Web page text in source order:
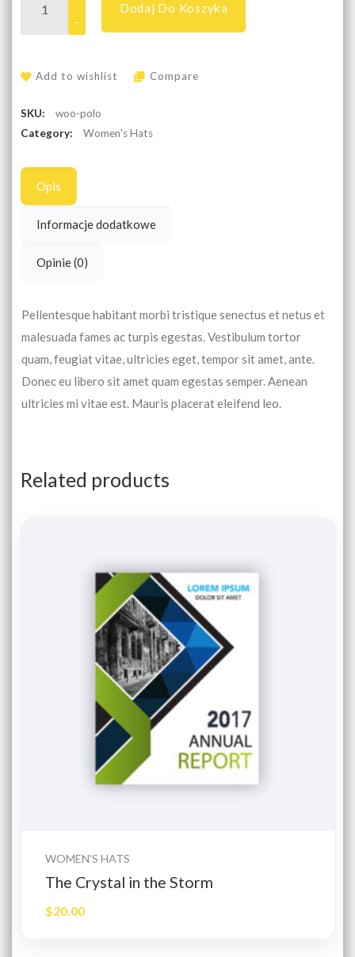
Dodaj Do Koszyka
Add to wishlist Compare
SKU:
woo-polo
Category:
Women's Hats
Opis
Informacje dodatkowe
Opinie (0)
Pellentesque habitant morbi tristique senectus et netus et
malesuada fames ac turpis egestas. Vestibulum tortor
quam, feugiat vitae, ultricies eget, tempor sit amet, ante.
Donec eu libero sit amet quam egestas semper. Aenean
ultricies mi vitae est. Mauris placerat eleifend leo.
Related products
WOMEN'S HATS
The Crystal in the Storm
$20.00